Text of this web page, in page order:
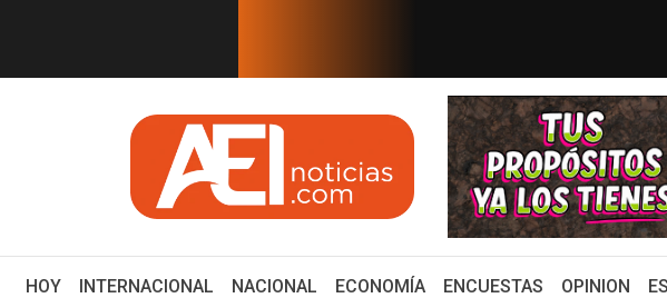
PRECANDIDATOS 2027: ULISES MEJÍA
HOY(CURRENT)
INTERNACIONAL NACIONAL ECONOMÍA ENCUESTAS OPINION